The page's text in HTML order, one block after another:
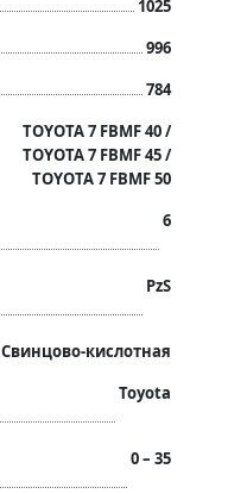
1025
996
784
TOYOTA 7 FBMF 40 /
TOYOTA 7 FBMF 45 /
TOYOTA 7 FBMF 50
6
PzS
Свинцово-кислотная
Toyota
0 – 35